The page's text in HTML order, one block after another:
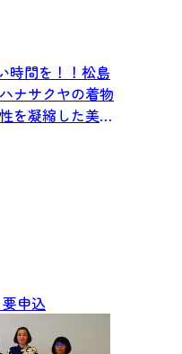
時間を！！松島
ナサクヤの着物
要申込